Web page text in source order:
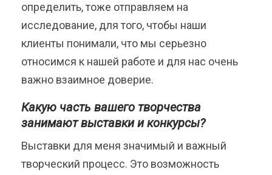
определить, тоже отправляем на
исследование, для того, чтобы наши
клиенты понимали, что мы серьезно
относимся к нашей работе и для нас очень
важно взаимное доверие.
Какую часть вашего творчества
занимают выставки и конкурсы?
Выставки для меня значимый и важный
творческий процесс. Это возможность